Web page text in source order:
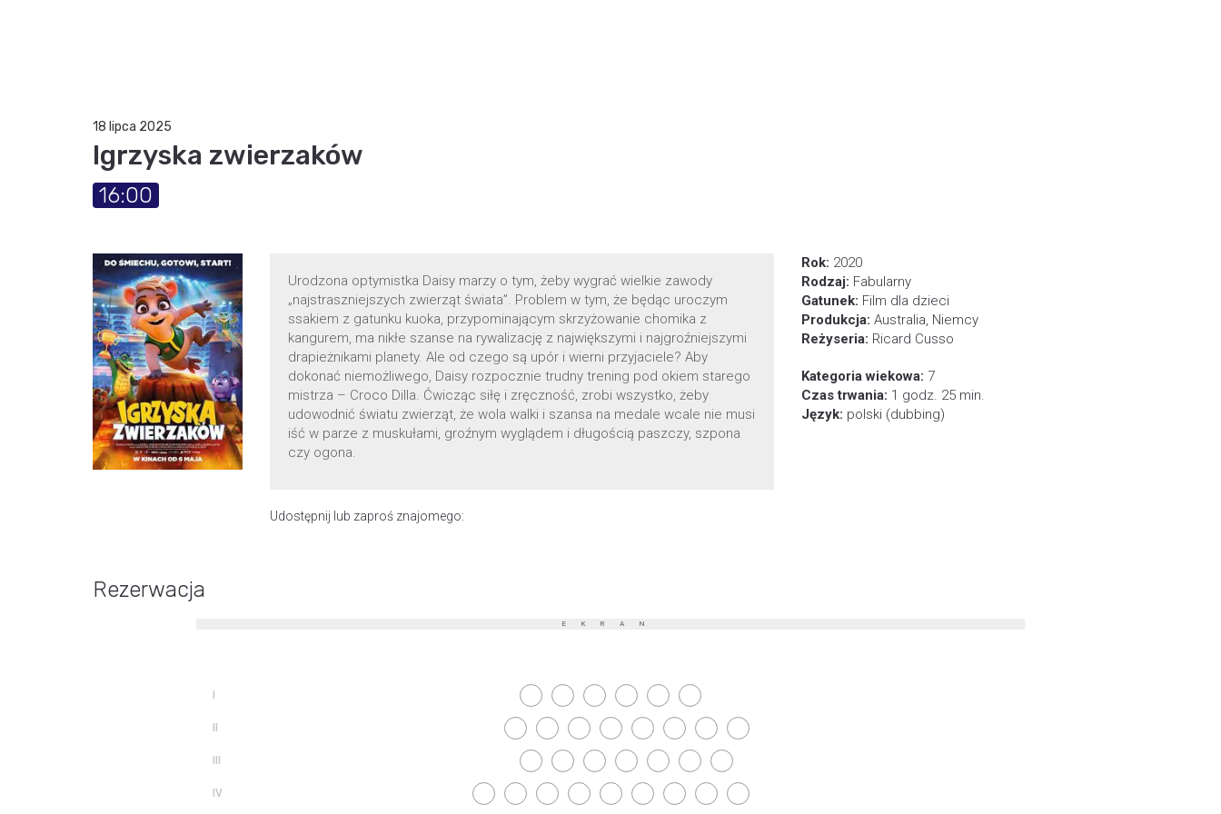
18 lipca 2025
Igrzyska zwierzaków
16:00
Urodzona optymistka Daisy marzy o tym, żeby wygrać wielkie zawody
„najstraszniejszych zwierząt świata”. Problem w tym, że będąc uroczym
ssakiem z gatunku kuoka, przypominającym skrzyżowanie chomika z
kangurem, ma nikłe szanse na rywalizację z największymi i najgroźniejszymi
drapieżnikami planety. Ale od czego są upór i wierni przyjaciele? Aby
dokonać niemożliwego, Daisy rozpocznie trudny trening pod okiem starego
mistrza – Croco Dilla. Ćwicząc siłę i zręczność, zrobi wszystko, żeby
udowodnić światu zwierząt, że wola walki i szansa na medale wcale nie musi
iść w parze z muskułami, groźnym wyglądem i długością paszczy, szpona
czy ogona.
Udostępnij lub zaproś znajomego:
Rok: 2020
Rodzaj: Fabularny
Gatunek: Film dla dzieci
Produkcja: Australia, Niemcy
Reżyseria: Ricard Cusso
Kategoria wiekowa: 7
Czas trwania: 1 godz. 25 min.
Język: polski (dubbing)
Rezerwacja
EKRAN